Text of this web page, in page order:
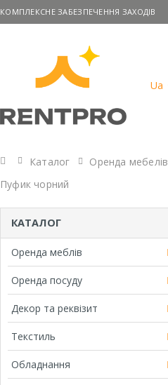
КОМПЛЕКСНЕ ЗАБЕЗПЕЧЕННЯ ЗАХОДІВ
Ua
Головна
Каталог Оренда мебелів
Пуфик чорний
КАТАЛОГ
Оренда меблів
Оренда посуду
Декор та реквізит
Текстиль
Обладнання